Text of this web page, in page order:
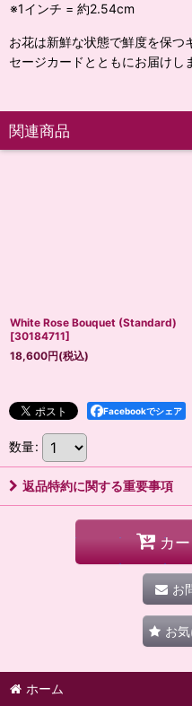
※1インチ = 約2.54cm
お花は新鮮な状態で鮮度を保つ
セージカードとともにお届けし
関連商品
White Rose Bouquet (Standard)
[30184711]
18,600円(税込)
Facebookでシェア
数量:
返品特約に関する重要事項
カ
お
お
ホーム